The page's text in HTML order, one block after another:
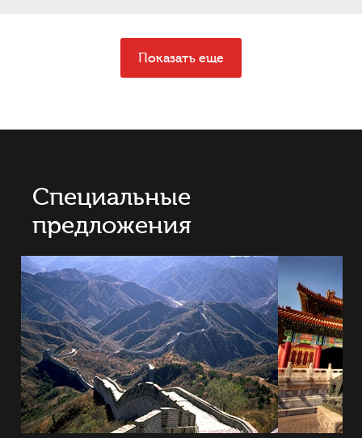
Показать еще
Специальные
предложения